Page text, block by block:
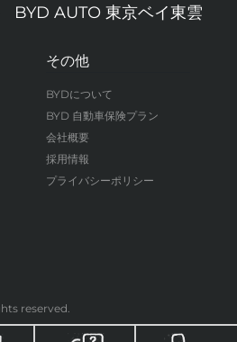
BYD AUTO 東京ベイ東雲
その他
BYDについて
BYD 自動車保険プラン
会社概要
採用情報
プライバシーポリシー
reserved.